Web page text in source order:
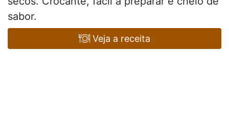
sabor.
Veja a receita